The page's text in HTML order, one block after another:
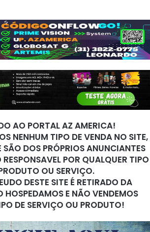
AO PORTAL AZ AMERICA!
NENHUM TIPO DE VENDA NO SITE,
SÃO DOS PRÓPRIOS ANUNCIANTES
POR QUALQUER TIPO
OU SERVIÇO.
DESTE SITE É RETIRADO DA
HOSPEDAMOS E NÃO VENDEMOS
DE SERVIÇO OU PRODUTO!